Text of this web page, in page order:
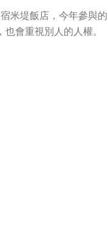
米堤飯店，今年參與的
會重視別人的人權。